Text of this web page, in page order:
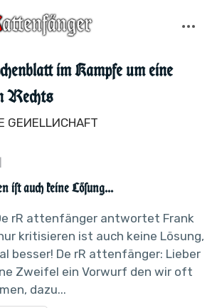
im Kampfe um eine
Rechts
GEИELLИCHAFT
iſt auch keine Löſung...
rR attenfänger antwortet Frank
kritisieren ist auch keine Lösung,
besser! De rR attenfänger: Lieber
Zweifel ein Vorwurf den wir oft
dazu...